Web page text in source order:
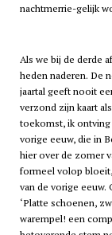
nachtmerrie-gelijk
Als we bij de derde
heden naderen. De
jaartal geeft nooit
verzond zijn kaart
toekomst, ik ontving
vorige eeuw, die in
hier over de zomer
formeel volop
van de vorige
‘Platte schoenen,
warempel! een